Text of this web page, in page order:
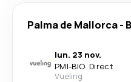
Palma de Mallorca-
lun. 23 nov.
PMI-BIO· Direct
Vueling